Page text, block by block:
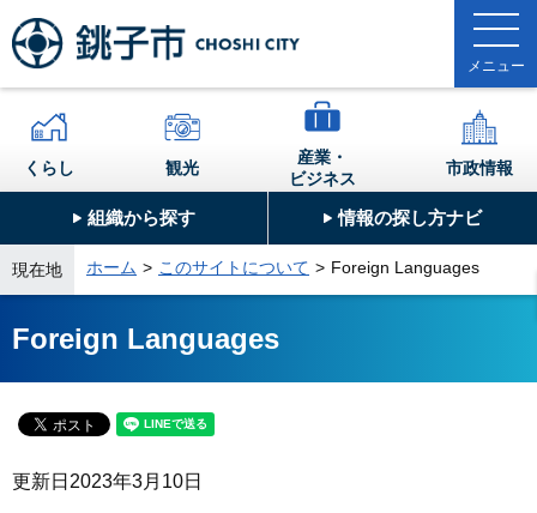
組織から探す 情報の探し方ナビ
くらし 観光
産業・
ビジネス
市政情報
現在地 ホーム このサイトについて Foreign Languages
Foreign Languages
更新日 2023年3月10日